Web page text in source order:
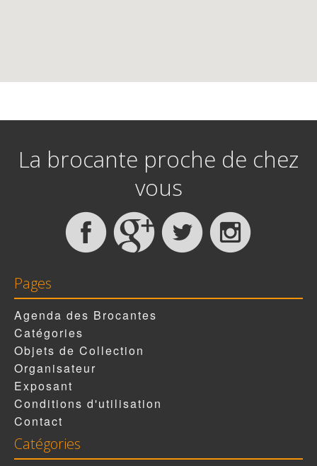
La brocante proche de chez
vous
Pages
Agenda des Brocantes
Catégories
Objets de Collection
Organisateur
Exposant
Conditions d'utilisation
Contact
Catégories